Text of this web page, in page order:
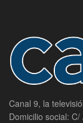
Canal 9, la
Domicilio social: